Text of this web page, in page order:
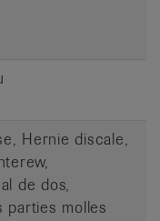
Hernie discale,
de dos,
parties molles